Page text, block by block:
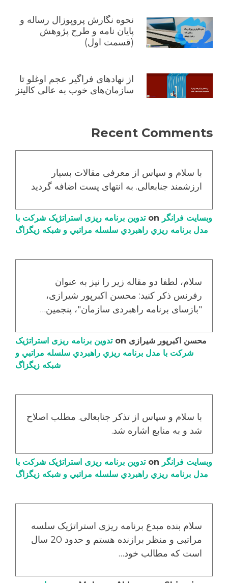
نحوه نگارش پروپوزال رساله و
پایان نامه و طرح پژوهش
(قسمت اول)
از نهادهای فراگیر عجم اوغلو تا
سازمان‌های خوب به عالی کالینز
Recent Comments
با سلام و سپاس از معرفی مقالات بسیار
ارزشمند جنابعالی. به انتهای پست اضافه گردید
وبسایت فرانگر
تدوین برنامه ریزی استراتژیک شرکت با
مدل برنامه ریزي راهبردي سلسله مراتبي و شبکه زیگزاگ
سلام، لطفا دو مقاله زیر را نیز به عنوان
رفرنس ذکر کنید: محسن اکبرپور شیرازی،
"بازسای برنامه راهبردی سازمان"، پنجمین…
محسن اکبرپور شیرازی
تدوین برنامه ریزی استراتژیک
شرکت با مدل برنامه ریزي راهبردي سلسله مراتبي و
شبکه زیگزاگ
با سلام و سپاس از تذکر جنابعالی. مطلب اصلاح
شد و به منابع اشاره شد.
وبسایت فرانگر
تدوین برنامه ریزی استراتژیک شرکت با
مدل برنامه ریزي راهبردي سلسله مراتبي و شبکه زیگزاگ
سلام بنده مبدع برنامه ریزی استراتژیک سلسه
مراتبی و منظر برازنده هستم و حدود 20 سال
است که مطالب خود…